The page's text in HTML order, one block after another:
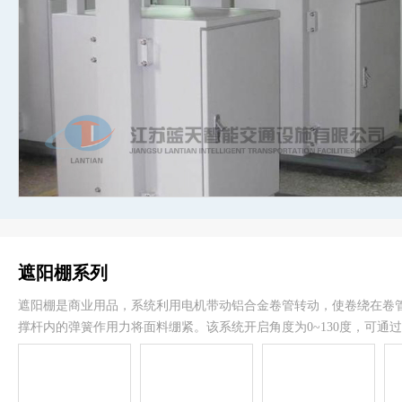
遮阳棚系列
遮阳棚是商业用品，系统利用电机带动铝合金卷管转动，使卷绕在卷
撑杆内的弹簧作用力将面料绷紧。该系统开启角度为0~130度，可通
作。遮阳棚具有外遮阳功能，能够阻挡紫外线的辐射，降低室内温